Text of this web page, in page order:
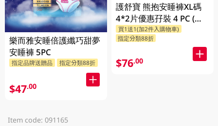
樂而雅安睡倍護纖巧甜夢
安睡褲 5PC
指定品牌送贈品 指定分類88折
$47.00
護舒寶 熊抱安睡褲XL碼
4*2片優惠孖裝 4 PC (包
裝隨機發放)
買1送1(加2件入購物車)
指定分類88折
$76.00
Item code: 091165